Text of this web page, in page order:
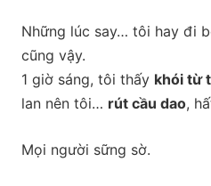
Những lúc say… tôi hay đi
cũng vậy.
1 giờ sáng, tôi thấy khói từ
lan nên tôi… rút cầu dao,
Mọi người sững sờ.